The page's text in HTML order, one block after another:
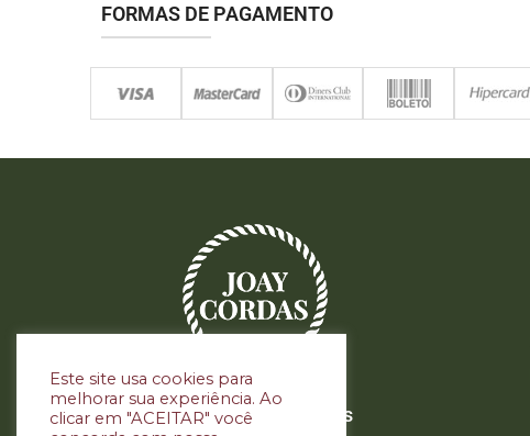
FORMAS DE PAGAMENTO
Siga nas redes sociais
Este site usa cookies para
melhorar sua experiência. Ao
clicar em "ACEITAR" você